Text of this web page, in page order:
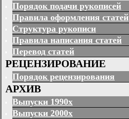
Порядок подачи рукописей
Правила оформления статей
Структура рукописи
Правила написания статей
Перевод статей
РЕЦЕНЗИРОВАНИЕ
Порядок рецензирования
АРХИВ
Выпуски 1990х
Выпуски 2000х